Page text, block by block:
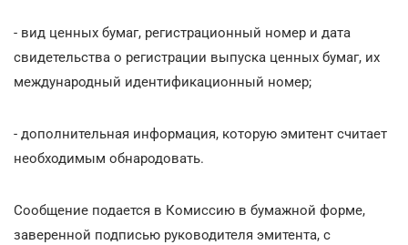
- вид ценных бумаг, регистрационный номер и дата
свидетельства о регистрации выпуска ценных бумаг, их
международный идентификационный номер;
- дополнительная информация, которую эмитент считает
необходимым обнародовать.
Сообщение подается в Комиссию в бумажной форме,
заверенной подписью руководителя эмитента, с